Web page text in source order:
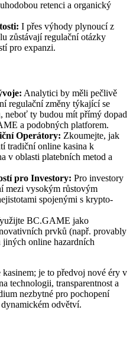
retenci a organický
I přes výhody plynoucí z
zůstávají regulační otázky
pro expanzi.
Analytici by měli pečlivě
regulační změny týkající se
neboť ty budou mít přímý dopad
a podobných platforem.
Operátory: Zkoumejte, jak
tradiční online kasina k
v oblasti platebních metod a
pro Investory: Pro investory
mezi vysokým růstovým
spojenými s krypto-
BC.GAME jako
prvků (např. provably
online hazardních
je to předvoj nové éry v
technologii, transparentnost a
nezbytné pro pochopení
odvětví.